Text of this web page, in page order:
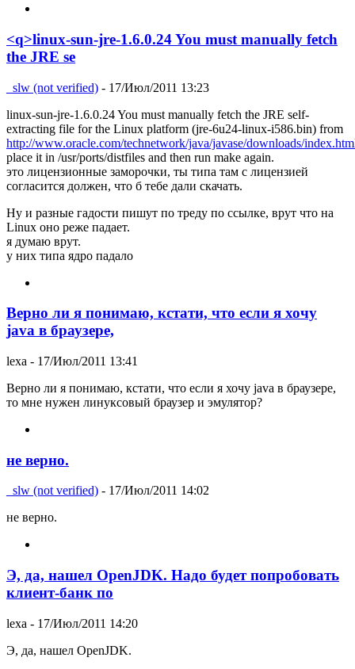
<q>linux-sun-jre-1.6.0.24 You must manually fetch
the JRE se
_slw (not verified) - 17/Июл/2011 13:23
linux-sun-jre-1.6.0.24 You must manually fetch the JRE self-
extracting file for the Linux platform (jre-6u24-linux-i586.bin) from
http://www.oracle.com/technetwork/java/javase/downloads/
place it in /usr/ports/distfiles and then run make again.
это лицензионные заморочки, ты типа там с лицензией
согласится должен, что б тебе дали скачать.
Ну и разные гадости пишут по треду по ссылке, врут что на
Linux оно реже падает.
я думаю врут.
у них типа ядро падало
Верно ли я понимаю, кстати, что если я хочу
java в браузере,
lexa - 17/Июл/2011 13:41
Верно ли я понимаю, кстати, что если я хочу java в браузере,
то мне нужен линуксовый браузер и эмулятор?
не верно.
_slw (not verified) - 17/Июл/2011 14:02
не верно.
Э, да, нашел OpenJDK. Надо будет попробовать
клиент-банк по
lexa - 17/Июл/2011 14:20
Э, да, нашел OpenJDK.